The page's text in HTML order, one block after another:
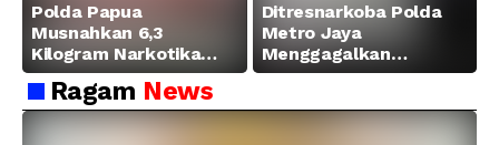
Polda Papua
Musnahkan 6,3
Kilogram Narkotika
Hasil Pengungkapan
Jaringan Lintas
Wilayah Februari 2026
Ditresnarkoba Polda
Metro Jaya
Menggagalkan
Peredaran Sabu 5,3 Kg
Ragam News